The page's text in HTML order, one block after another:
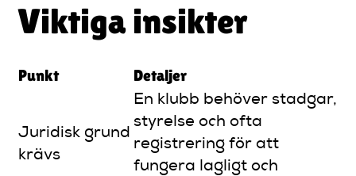
Viktiga insikter
Punkt Detaljer
Juridisk grund
krävs
En klubb behöver stadgar,
styrelse och ofta
registrering för att
fungera lagligt och